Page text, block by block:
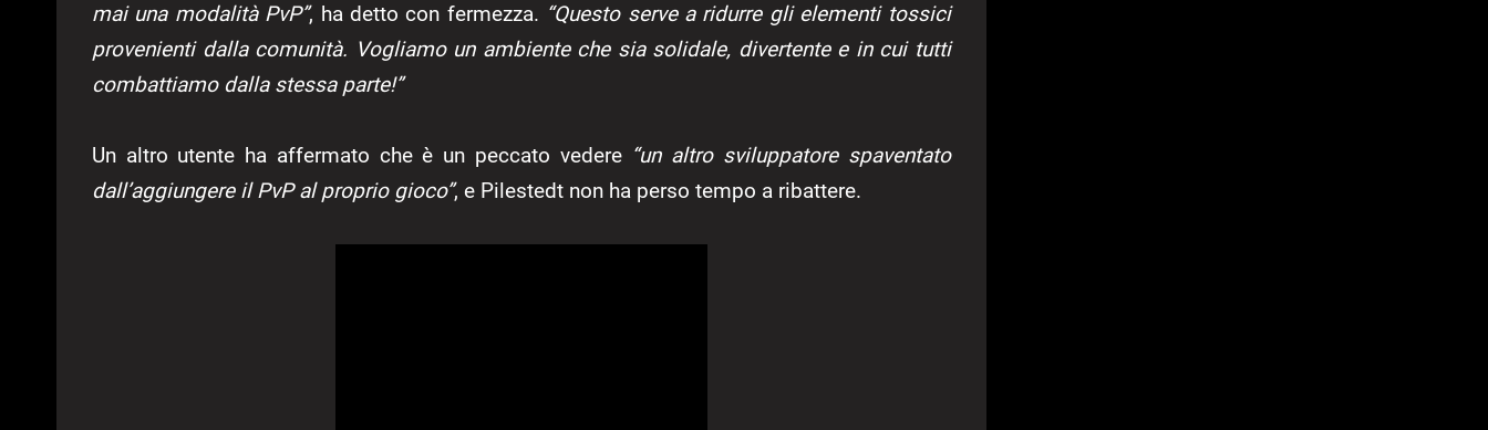
mai una modalità PvP”, ha detto con fermezza. “Questo serve a ridurre gli elementi tossici
provenienti dalla comunità. Vogliamo un ambiente che sia solidale, divertente e in cui tutti
combattiamo dalla stessa parte!”
Un altro utente ha affermato che è un peccato vedere “un altro sviluppatore spaventato
dall’aggiungere il PvP al proprio gioco”, e Pilestedt non ha perso tempo a ribattere.